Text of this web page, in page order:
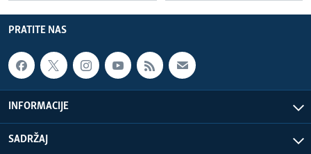
PRATITE NAS
INFORMACIJE
SADRŽAJ